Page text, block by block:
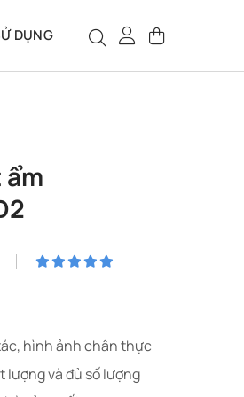
DỤNG
hình ảnh chân thực
lượng và đủ số lượng